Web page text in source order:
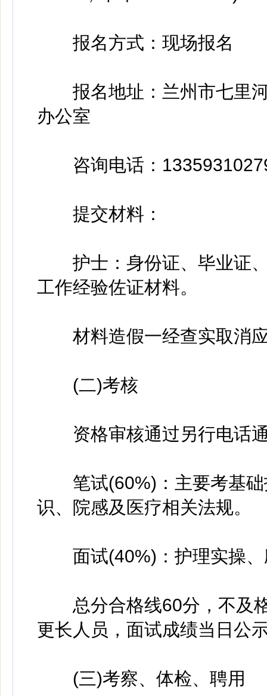
报名方式：现场报名
报名地址：兰州市七里河
办公室
咨询电话：
提交材料：
护士：身份证、毕业证、
工作经验佐证材料。
材料造假一经查实取消
(二)考核
资格审核通过另行电话
笔试(60%)：主要考基础
识、院感及医疗相关法规。
面试(40%)：护理实操、
总分合格线60分，不及格
更长人员，面试成绩当日公
(三)考察、体检、聘用